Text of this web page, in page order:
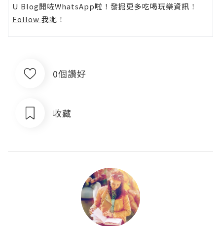
U Blog開咗WhatsApp啦！發掘更多吃喝玩樂資訊！
Follow 我哋 ！
0個讚好
收藏